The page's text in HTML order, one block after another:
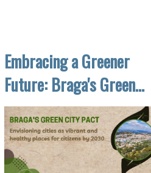
2020, Braga pledged to the Green
envisioning cities as vibrant and
places for citizens by 2030. ??With a